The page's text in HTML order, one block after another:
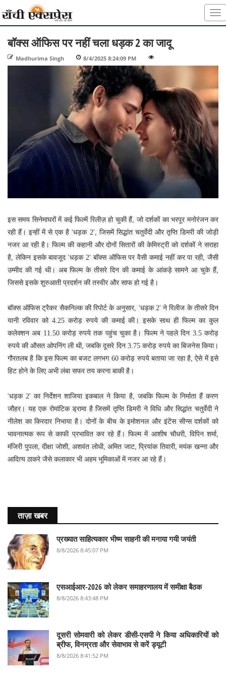
बॉक्स ऑफिस पर नहीं चला धड़क 2 का जादू
Madhurima Singh 8/4/2025 8:24:09 PM
इस समय सिनेमाघरों में कई फिल्में रिलीज़ हो चुकी हैं, जो दर्शकों का भरपूर मनोरंजन कर
रही हैं। इन्हीं में से एक है 'धड़क 2', जिसमें सिद्धांत चतुर्वेदी और तृप्ति डिमरी की जोड़ी
नजर आ रही है। फिल्म की कहानी और दोनों सितारों की केमिस्ट्री को दर्शकों ने सराहा
है, लेकिन इसके बावजूद 'धड़क 2' बॉक्स ऑफिस पर वैसी कमाई नहीं कर पा रही, जैसी
उम्मीद की गई थी। अब फिल्म के तीसरे दिन की कमाई के आंकड़े सामने आ चुके हैं,
जिससे इसके शुरुआती प्रदर्शन की तस्वीर और साफ हो गई है।
बॉक्स ऑफिस ट्रैकर सैकनिल्क की रिपोर्ट के अनुसार, 'धड़क 2' ने रिलीज के तीसरे दिन
यानी रविवार को 4.25 करोड़ रुपये की कमाई की। इसके साथ ही फिल्म का कुल
कलेक्शन अब 11.50 करोड़ रुपये तक पहुंच चुका है। फिल्म ने पहले दिन 3.5 करोड़
रुपये की औसत ओपनिंग ली थी, जबकि दूसरे दिन 3.75 करोड़ रुपये का बिजनेस किया।
गौरतलब है कि इस फिल्म का बजट लगभग 60 करोड़ रुपये बताया जा रहा है, ऐसे में इसे
हिट होने के लिए अभी लंबा सफर तय करना बाकी है।
'धड़क 2' का निर्देशन शाजिया इकबाल ने किया है, जबकि फिल्म के निर्माता हैं करण
जौहर। यह एक रोमांटिक ड्रामा है जिसमें तृप्ति डिमरी ने विधि और सिद्धांत चतुर्वेदी ने
नीलेश का किरदार निभाया है। दोनों के बीच के इमोशनल और इंटेंस सीन्स दर्शकों को
भावनात्मक रूप से काफी प्रभावित कर रहे हैं। फिल्म में आशीष चौधरी, विपिन शर्मा,
मंजिरी पुपला, दीक्षा जोशी, अशवंत लोधी, अमित जाट, प्रियांक तिवारी, मयंक खन्ना और
आदित्य ठाकरे जैसे कलाकार भी अहम भूमिकाओं में नजर आ रहे हैं।
ताज़ा खबर
प्रख्यात साहित्यकार भीष्म साहनी की मनाया गयी जयंती
8/8/2026 8:45:07 PM
एसआईआर-2026 को लेकर समाहरणालय में समीक्षा बैठक
8/8/2026 8:43:48 PM
दूसरी सोमवारी को लेकर डीसी-एसपी ने किया अधिकारियों को
ब्रीफ, विनम्रता और सेवाभाव से करें ड्यूटी
8/8/2026 8:41:52 PM